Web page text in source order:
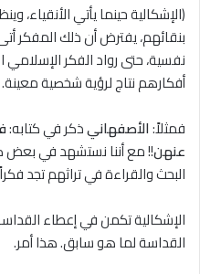
(الإشكالية حينما يأتي الأنقياء،
بنقائهم، يفترض أن ذلك المفكر
نفسية، حتى رواد الفكر
أفكارهم نتاج لرؤية شخصية معينة.
فمثلاً:الأصفهانيذكر في كتابه:
عنهن!! مع أننا نستشهد في بعض
البحث والقراءة في تراثهم تجد
الإشكالية تكمن في إعطاء
القداسة لما هو سابق. هذا أمر.